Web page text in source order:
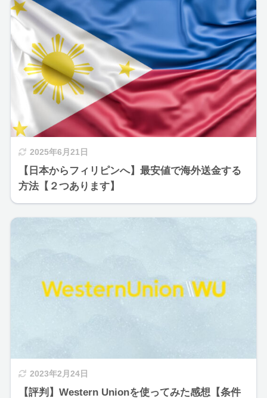
2025年6月21日
【日本からフィリピンへ】最安値で海外送金する
方法【２つあります】
2023年2月24日
【評判】Western Unionを使ってみた感想【条件